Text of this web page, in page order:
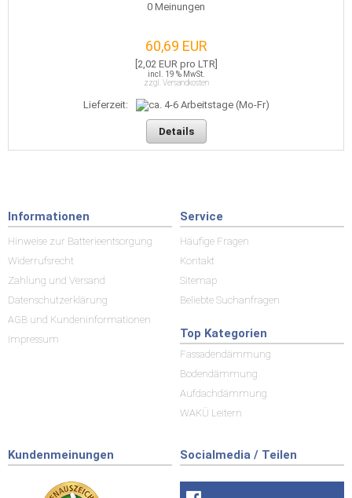
0 Meinungen
60,69 EUR
[2,02 EUR pro LTR]
incl. 19 % MwSt.
zzgl. Versandkosten
Lieferzeit:
Details
Informationen
Hinweise zur Batterieentsorgung
Widerrufsrecht
Zahlung und Versand
Datenschutzerklärung
AGB und Kundeninformationen
Impressum
Service
Häufige Fragen
Kontakt
Sitemap
Beliebte Suchanfragen
Top Kategorien
Fassadendämmung
Bodendämmung
Aufdachdämmung
WAKÜ Leitern
Kundenmeinungen Socialmedia / Teilen